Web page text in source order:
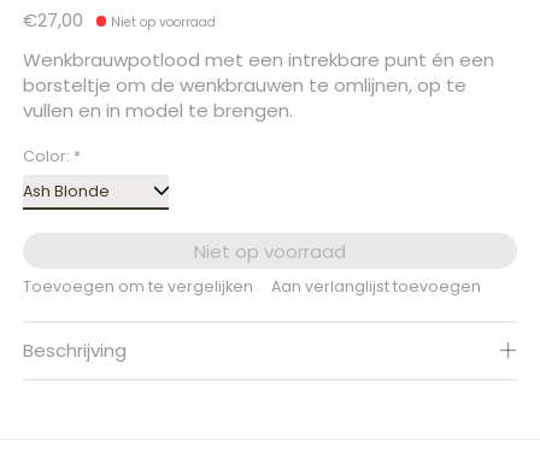
€27,00 Niet op voorraad
Wenkbrauwpotlood met een intrekbare punt én een
borsteltje om de wenkbrauwen te omlijnen, op te
vullen en in model te brengen.
Color: *
Niet op voorraad
Toevoegen om te vergelijken Aan verlanglijst toevoegen
Beschrijving